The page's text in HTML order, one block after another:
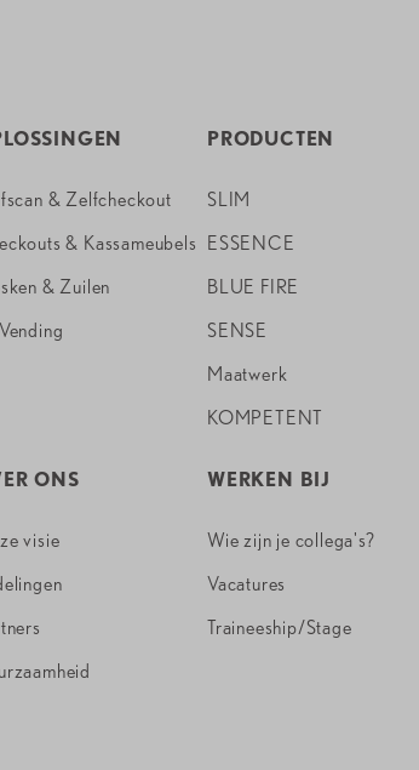
& Zelfcheckout
& Kassameubels
& Zuilen
PRODUCTEN
SLIM
ESSENCE
BLUE FIRE
SENSE
Maatwerk
KOMPETENT
ONS
visie
WERKEN BIJ
Wie zijn je collega's?
Vacatures
Traineeship/Stage